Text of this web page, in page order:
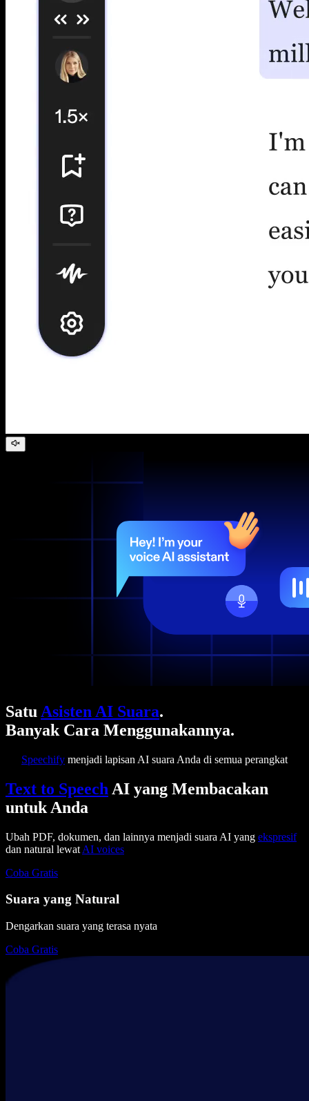
Satu Asisten AI Suara.
Banyak Cara Menggunakannya.
Speechify menjadi lapisan AI suara Anda di semua perangkat
Text to Speech AI yang Membacakan
untuk Anda
Ubah PDF, dokumen, dan lainnya menjadi suara AI yang ekspresif
dan natural lewat AI voices
Coba Gratis
Suara yang Natural
Dengarkan suara yang terasa nyata
Coba Gratis